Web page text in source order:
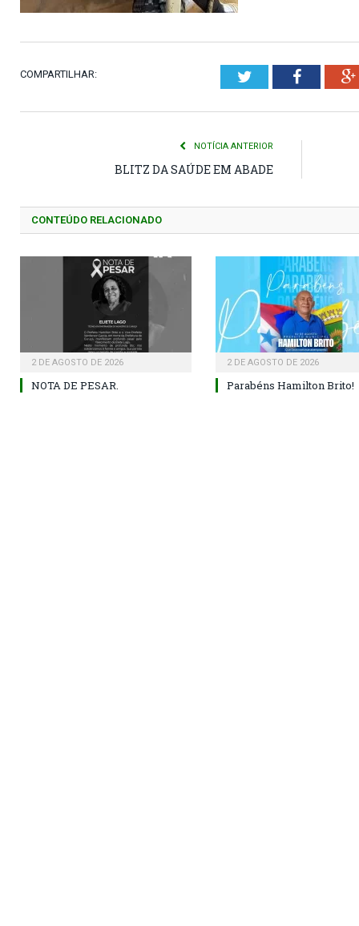
COMPARTILHAR: Twitter
NOTÍCIA ANTERIOR
BLITZ DA SAÚDE EM ABADE
CONTEÚDO RELACIONADO
2 DE AGOSTO DE 2026
NOTA DE PESAR.
2 DE AGOSTO DE 2026
Parabéns Hamilton Brito!